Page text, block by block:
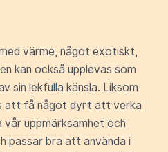
värme, något exotiskt,
kan också upplevas som
sin lekfulla känsla. Liksom
att få något dyrt att verka
vår uppmärksamhet och
passar bra att använda i